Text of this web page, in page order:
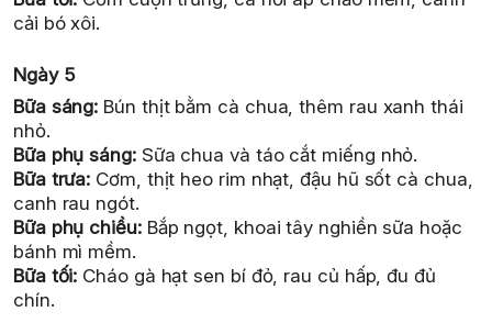
cải bó xôi.
Ngày 5
Bữa sáng: Bún thịt bằm cà chua, thêm rau xanh thái
nhỏ.
Bữa phụ sáng:Sữa chua và táo cắt miếng nhỏ.
Bữa trưa: Cơm, thịt heo rim nhạt, đậu hũ sốt cà chua,
canh rau ngót.
Bữa phụ chiều:Bắp ngọt, khoai tây nghiền sữa hoặc
bánh mì mềm.
Bữa tối: Cháo gà hạt sen bí đỏ, rau củ hấp, đu đủ
chín.